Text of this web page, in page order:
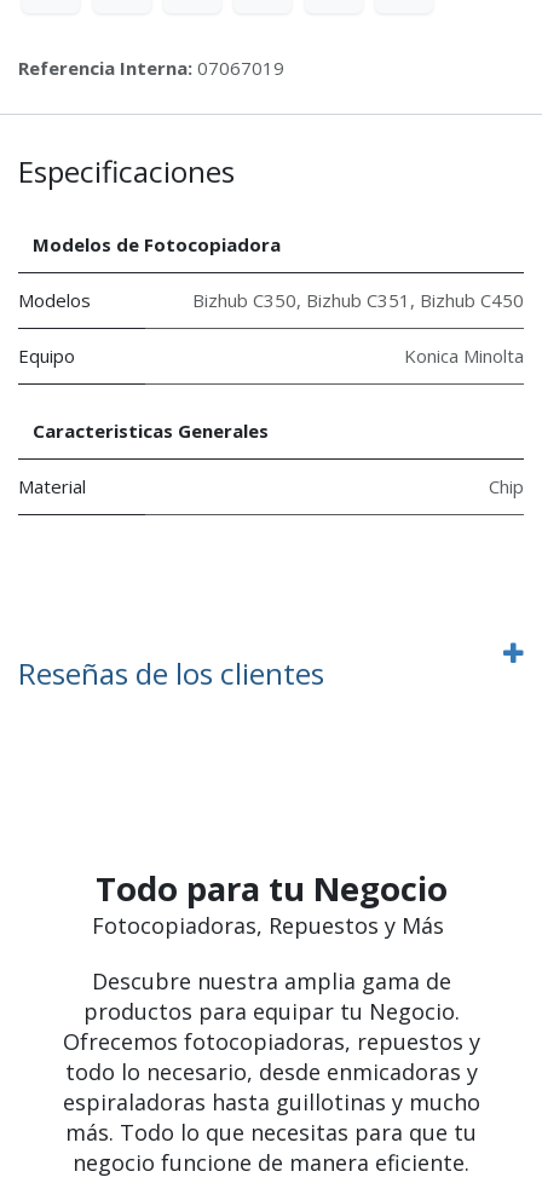
Referencia Interna: 07067019
Especificaciones
Modelos de Fotocopiadora
Modelos Bizhub C350, Bizhub C351 , Bizhub C450
Equipo Konica Minolta
Caracteristicas Generales
Material Chip
Reseñas de los clientes
Todo para tu Negocio
Fotocopiadoras, Repuestos y Más
Descubre nuestra amplia gama de
productos para equipar tu Negocio.
Ofrecemos fotocopiadoras, repuestos y
todo lo necesario, desde enmicadoras y
espiraladoras hasta guillotinas y mucho
más. Todo lo que necesitas para que tu
negocio funcione de manera eficiente.